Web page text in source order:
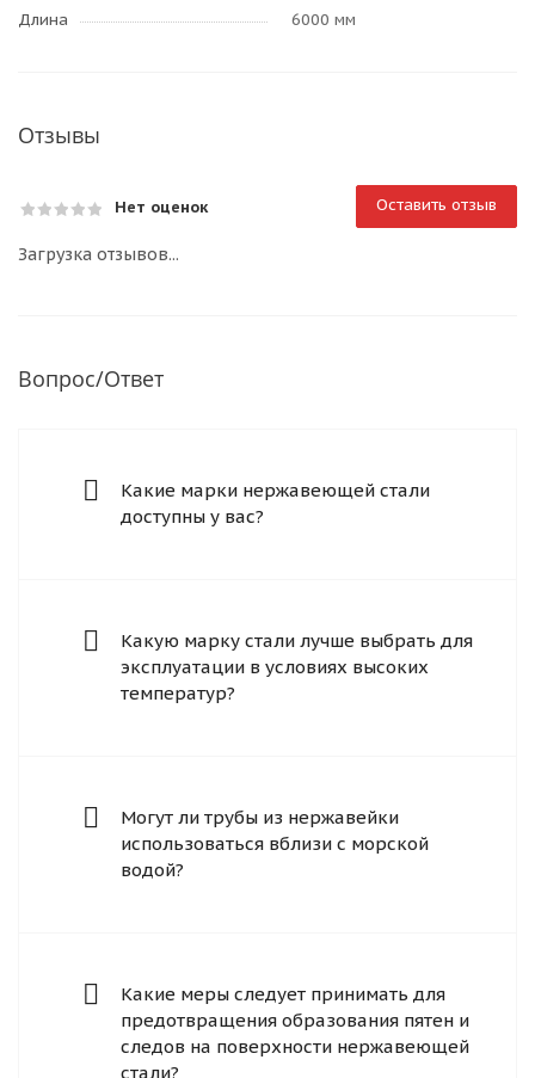
Длина
6000 мм
Отзывы
Нет оценок Оставить отзыв
Загрузка отзывов...
Вопрос/Ответ
Какие марки нержавеющей стали
доступны у вас?
Какую марку стали лучше выбрать для
эксплуатации в условиях высоких
температур?
Могут ли трубы из нержавейки
использоваться вблизи с морской
водой?
Какие меры следует принимать для
предотвращения образования пятен и
следов на поверхности нержавеющей
стали?